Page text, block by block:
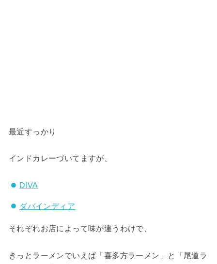
最近すっかり
インドカレーづいてますが、
DIVA
ダバインディア
それぞれお店によって味が違うわけで、
きっとラーメンでいえば「喜多方ラーメン」と「尾道ラ